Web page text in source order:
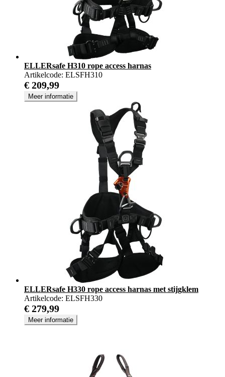
ELLERsafe H310 rope access harnas
Artikelcode: ELSFH310
€ 209,99
Meer informatie
ELLERsafe H330 rope access harnas met stijgklem
Artikelcode: ELSFH330
€ 279,99
Meer informatie